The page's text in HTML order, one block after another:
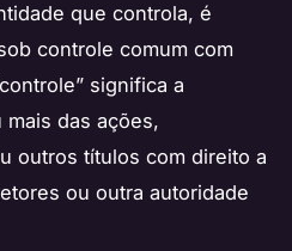
que controla, é
controle comum com
significa a
das ações,
outros títulos com direito a
ou outra autoridade